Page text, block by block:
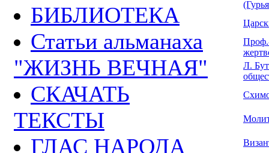
БИБЛИОТЕКА
Статьи альманаха
"ЖИЗНЬ ВЕЧНАЯ"
СКАЧАТЬ
ТЕКСТЫ
ГЛАС НАРОДА
Л.